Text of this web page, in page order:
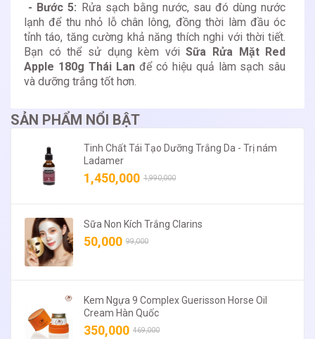
- Bước 5: Rửa sạch bằng nước, sau đó dùng nước
lạnh để thu nhỏ lỗ chân lông, đồng thời làm đầu óc
tỉnh táo, tăng cường khả năng thích nghi với thời tiết.
Bạn có thể sử dụng kèm vớiSữa Rửa Mặt Red
Apple 180g Thái Lanđể có hiệu quả làm sạch sâu
và dưỡng trắng tốt hơn.
SẢN PHẨM NỔI BẬT
Tinh Chất Tái Tạo Dưỡng Trắng Da - Trị nám
Ladamer
1,450,000 1,990,000
Sữa Non Kích Trắng Clarins
50,000 99,000
Kem Ngựa 9 Complex Guerisson Horse Oil
Cream Hàn Quốc
350,000 469,000